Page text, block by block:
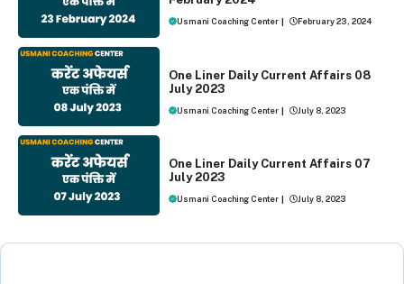
Usmani Coaching Center | February 23, 2024
One Liner Daily Current Affairs 08
July 2023
Usmani Coaching Center | July 8, 2023
One Liner Daily Current Affairs 07
July 2023
Usmani Coaching Center | July 8, 2023